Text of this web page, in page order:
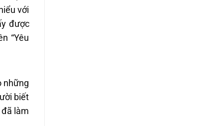
với
được
“Yêu
những
biết
làm